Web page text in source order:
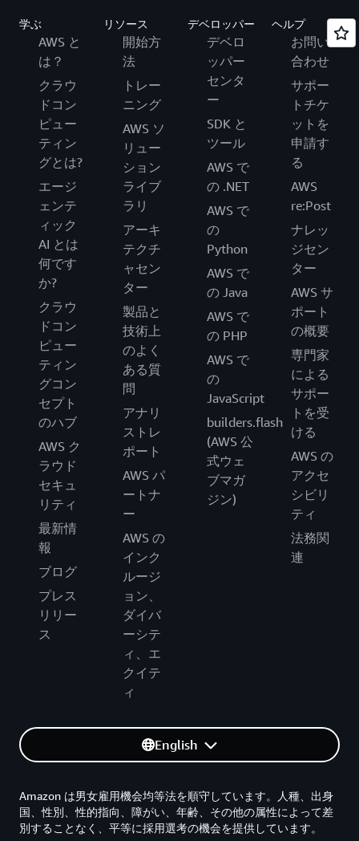
学ぶ
AWS と
は？
クラウ
ドコン
ピュー
ティン
グとは?
エージ
ェンテ
ィック
AI とは
何です
か?
クラウ
ドコン
ピュー
ティン
グコン
セプト
のハブ
AWS ク
ラウド
セキュ
リティ
最新情
報
ブログ
プレス
リリー
ス
リソース
開始方
法
トレー
ニング
AWS ソ
リュー
ション
ライブ
ラリ
アーキ
テクチ
ャセン
ター
製品と
技術上
のよく
ある質
問
アナリ
ストレ
ポート
AWS パ
ートナ
ー
AWS の
インク
ルージ
ョン、
ダイバ
ーシテ
ィ、エ
クイテ
ィ
デベロッパー
デベロ
ッパー
センタ
ー
SDK と
ツール
AWS で
の .NET
AWS で
の
Python
AWS で
の Java
AWS で
の PHP
AWS で
の
JavaScript
builders.flash
(AWS 公
式ウェ
ブマガ
ジン)
ヘルプ
お問い
合わせ
サポー
トチケ
ットを
申請す
る
AWS
re:Post
ナレッ
ジセン
ター
AWS サ
ポート
の概要
専門家
による
サポー
トを受
ける
AWS の
アクセ
シビリ
ティ
法務関
連
English
Amazon は男女雇用機会均等法を順守しています。人種、出身
国、性別、性的指向、障がい、年齢、その他の属性によって差
別することなく、平等に採用選考の機会を提供しています。